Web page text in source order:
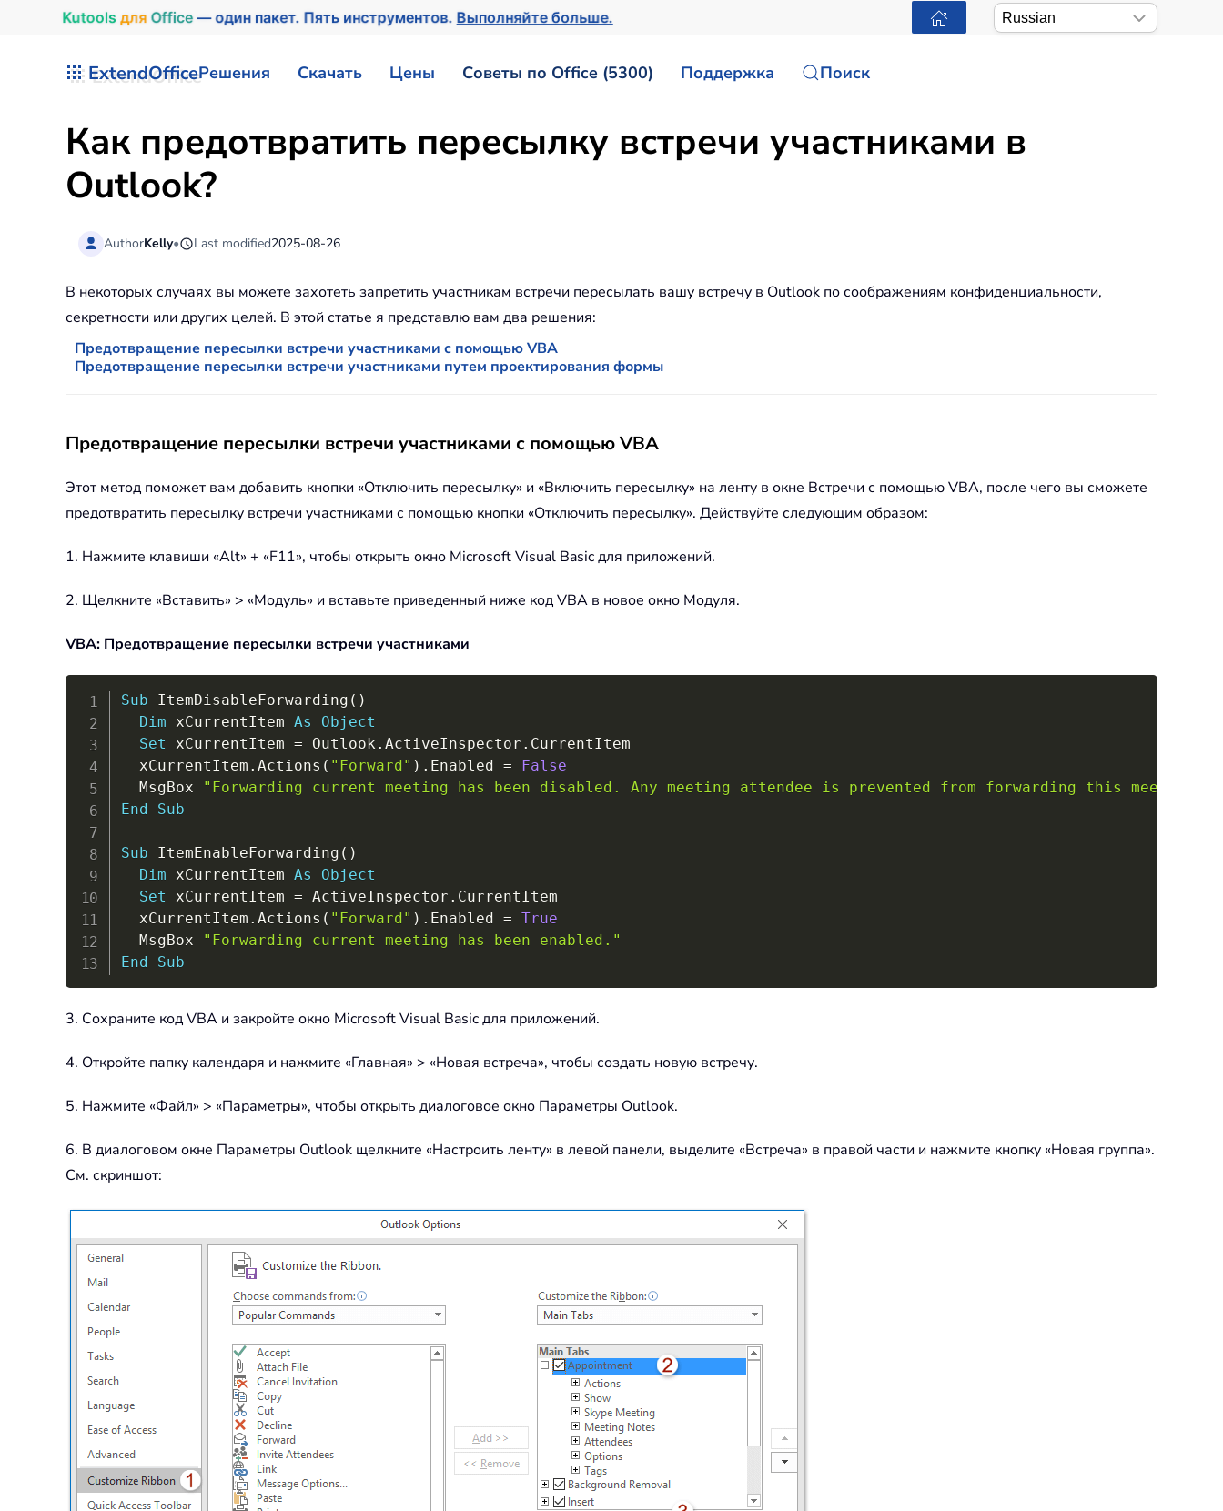
Kutools для Office— один пакет. Пять инструментов.Выполняйте больше.
ExtendOfficeРешения Скачать Цены Советы по Office (5300) Поддержка Поиск
Как предотвратить пересылку встречи участниками в
Outlook?
AuthorKelly• Last modified2025-08-26
В некоторых случаях вы можете захотеть запретить участникам встречи пересылать вашу встречу в Outlook по соображениям конфиденциальности,
секретности или других целей. В этой статье я представлю вам два решения:
Предотвращение пересылки встречи участниками с помощью VBA
Предотвращение пересылки встречи участниками путем проектирования формы
Предотвращение пересылки встречи участниками с помощью VBA
Этот метод поможет вам добавить кнопки «Отключить пересылку» и «Включить пересылку» на ленту в окне Встречи с помощью VBA, после чего вы сможете
предотвратить пересылку встречи участниками с помощью кнопки «Отключить пересылку». Действуйте следующим образом:
1. Нажмите клавиши «Alt» + «F11», чтобы открыть окно Microsoft Visual Basic для приложений.
2. Щелкните «Вставить» > «Модуль» и вставьте приведенный ниже код VBA в новое окно Модуля.
VBA: Предотвращение пересылки встречи участниками
Sub ItemDisableForwarding ( )
Dim xCurrentItem As
Object
Set xCurrentItem = Outlook . ActiveInspector . CurrentItem
  xCurrentItem
. Actions ( "Forward" ) . Enabled =
False
  MsgBox
"Forwarding current meeting has been disabled. Any meeting attendee is prevented from forwarding this meeting."
End
Sub
Sub ItemEnableForwarding ( )
Dim xCurrentItem As
Object
Set xCurrentItem = ActiveInspector . CurrentItem
  xCurrentItem
. Actions ( "Forward" ) . Enabled = True
  MsgBox
"Forwarding current meeting has been enabled."
End
Sub
3. Сохраните код VBA и закройте окно Microsoft Visual Basic для приложений.
4. Откройте папку календаря и нажмите «Главная» > «Новая встреча», чтобы создать новую встречу.
5. Нажмите «Файл» > «Параметры», чтобы открыть диалоговое окно Параметры Outlook.
6. В диалоговом окне Параметры Outlook щелкните «Настроить ленту» в левой панели, выделите «Встреча» в правой части и нажмите кнопку «Новая группа».
См. скриншот: